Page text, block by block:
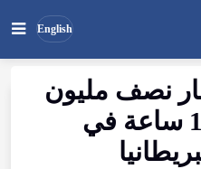
English
بحث
نصف مليون
مريض أكثر من 12 ساعة في